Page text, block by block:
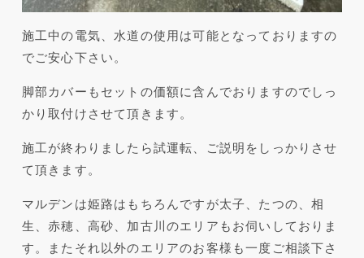
施工中の電気、水道の使用は可能となっておりますの
でご安心下さい。
脚部カバーもセットの価額に含んでおりますのでしっ
かり取付けさせて頂きます。
施工が終わりましたら試運転、ご説明をしっかりさせ
て頂きます。
マルデンは姫路はもちろんですが太子、たつの、相
生、赤穂、高砂、加古川のエリアもお伺いしておりま
す。またそれ以外のエリアのお客様も一度ご相談下さ